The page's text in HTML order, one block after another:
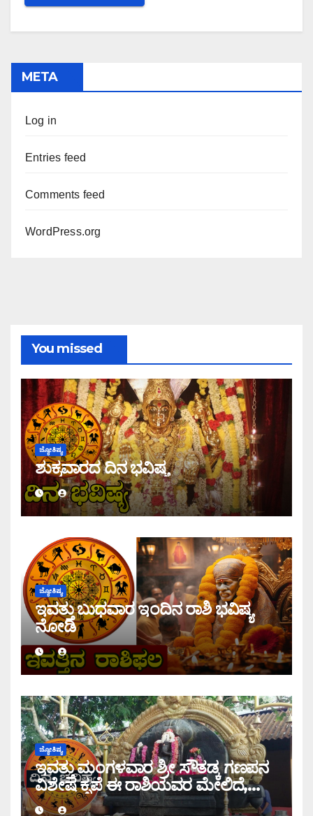
META
Log in
Entries feed
Comments feed
WordPress.org
You missed
ಜ್ಯೋತಿಷ್ಯ
ಶುಕ್ರವಾರದ ದಿನ ಭವಿಷ್ಯ
ಜ್ಯೋತಿಷ್ಯ
ಇವತ್ತು ಬುಧವಾರ ಇಂದಿನ ರಾಶಿ ಭವಿಷ್ಯ
ನೋಡಿ
ಜ್ಯೋತಿಷ್ಯ
ಇವತ್ತು ಮಂಗಳವಾರ ಶ್ರೀ ಸೌತಡ್ಕ ಗಣಪನ
ವಿಶೇಷ ಕೃಪೆ ಈ ರಾಶಿಯವರ ಮೇಲಿದೆ,
ಇಂದಿನ ರಾಶಿ ಭವಿಷ್ಯ ತಿಳಿಯಿರಿ